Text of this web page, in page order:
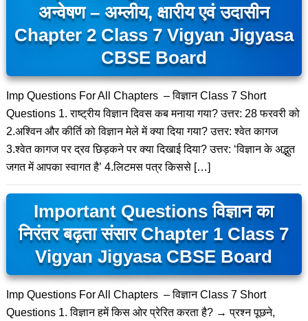
अन्वेषण – अम्लीय, क्षारीय एवं उदासीन
Chapter 2 Class 7 Vigyan Jigyasa
CBSE Board
Imp Questions For All Chapters – विज्ञान Class 7 Short
Questions 1. राष्ट्रीय विज्ञान दिवस कब मनाया गया? उत्तर: 28 फरवरी को
2.अश्विन और कीर्ति को विज्ञान मेले में क्या दिया गया? उत्तर: श्वेत कागज
3.श्वेत कागज पर द्रव छिड़कने पर क्या दिखाई दिया? उत्तर: ‘विज्ञान के अद्भुत
जगत में आपका स्वागत है’ 4.लिटमस पत्र किससे […]
Important Questions विज्ञान का
निरंतर बढ़ता संसार Chapter 1 Class 7
Vigyan Jigyasa CBSE Board
Imp Questions For All Chapters – विज्ञान Class 7 Short
Questions 1. विज्ञान हमें किस ओर प्रेरित करता है? → प्रश्न पूछने,